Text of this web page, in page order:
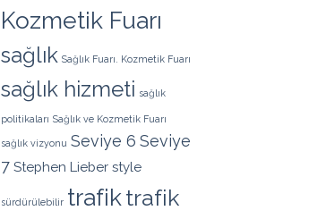
Kozmetik Fuarı
sağlık Sağlık Fuarı. Kozmetik Fuarı
sağlık hizmeti sağlık
politikaları Sağlık ve Kozmetik Fuarı
sağlık vizyonu Seviye 6 Seviye
7 Stephen Lieber style
sürdürülebilir trafiktrafik